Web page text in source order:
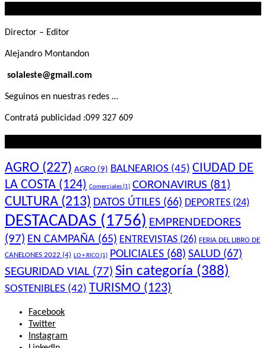
Director – Editor
Alejandro Montandon
solaleste@gmail.com
Seguinos en nuestras redes …
Contratá publicidad :099 327 609
AGRO (227) AGRO (9) BALNEARIOS (45) CIUDAD DE
LA COSTA (124) Comerciales(1) CORONAVIRUS (81)
CULTURA (213) DATOS ÚTILES (66) DEPORTES (24)
DESTACADAS (1756) EMPRENDEDORES
(97) EN CAMPAÑA (65) ENTREVISTAS (26) FERIA DEL LIBRO DE
CANELONES 2022 (4) LO + RICO(1) POLICIALES (68) SALUD (67)
SEGURIDAD VIAL (77) Sin categoría (388)
SOSTENIBLES (42) TURISMO (123)
Facebook
Twitter
Instagram